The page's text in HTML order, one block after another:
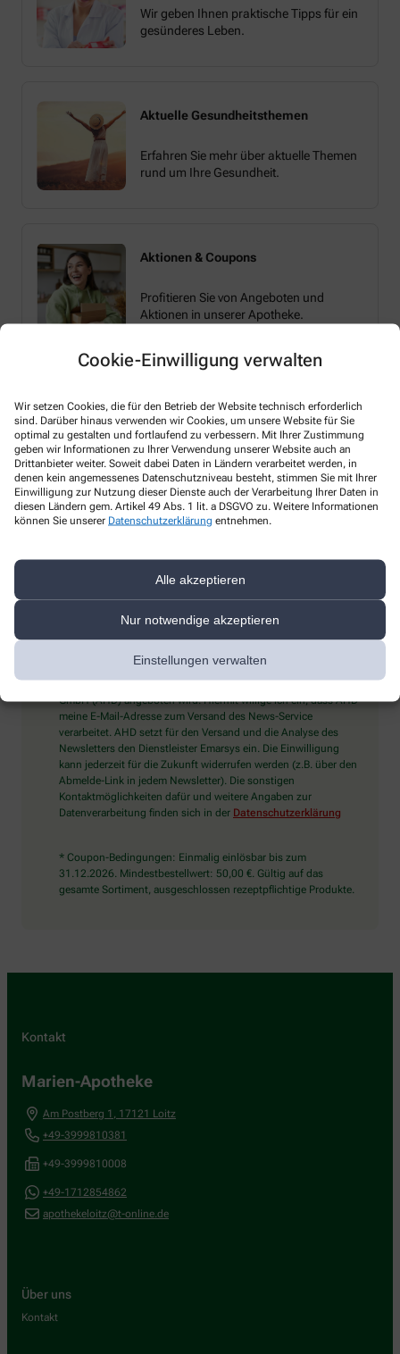
Cookie-Einwilligung verwalten
Wir setzen Cookies, die für den Betrieb der Website technisch erforderlich
sind. Darüber hinaus verwenden wir Cookies, um unsere Website für Sie
optimal zu gestalten und fortlaufend zu verbessern. Mit Ihrer Zustimmung
geben wir Informationen zu Ihrer Verwendung unserer Website auch an
Drittanbieter weiter. Soweit dabei Daten in Ländern verarbeitet werden, in
denen kein angemessenes Datenschutzniveau besteht, stimmen Sie mit Ihrer
Einwilligung zur Nutzung dieser Dienste auch der Verarbeitung Ihrer Daten in
diesen Ländern gem. Artikel 49 Abs. 1 lit. a DSGVO zu. Weitere Informationen
können Sie unserer Datenschutzerklärung entnehmen.
Alle akzeptieren
Nur notwendige akzeptieren
Einstellungen verwalten
Wir geben Ihnen praktische Tipps für ein
gesünderes Leben.
Aktuelle Gesundheitsthemen
Erfahren Sie mehr über aktuelle Themen
rund um Ihre Gesundheit.
Aktionen & Coupons
Profitieren Sie von Angeboten und
Aktionen in unserer Apotheke.
Melden Sie sich hier an und sichern Sie sich
Ihren 10% Gutschein* für unsere Apotheke
Ich möchte den im Namen meiner Apotheke versandten News-
Service abonnieren, der von der Alliance Healthcare Deutschland
GmbH (AHD) angeboten wird. Hiermit willige ich ein, dass AHD
meine E-Mail-Adresse zum Versand des News-Service
verarbeitet. AHD setzt für den Versand und die Analyse des
Newsletters den Dienstleister Emarsys ein. Die Einwilligung
kann jederzeit für die Zukunft widerrufen werden (z.B. über den
Abmelde-Link in jedem Newsletter). Die sonstigen
Kontaktmöglichkeiten dafür und weitere Angaben zur
Datenverarbeitung finden sich in der Datenschutzerklärung
* Coupon-Bedingungen: Einmalig einlösbar bis zum
31.12.2026. Mindestbestellwert: 50,00 €. Gültig auf das
gesamte Sortiment, ausgeschlossen rezeptpflichtige Produkte.
Kontakt
Marien-Apotheke
Am Postberg 1 , 17121 Loitz
+49-3999810381
+49-3999810008
+49-1712854862
apothekeloitz@t-online.de
Über uns
Kontakt